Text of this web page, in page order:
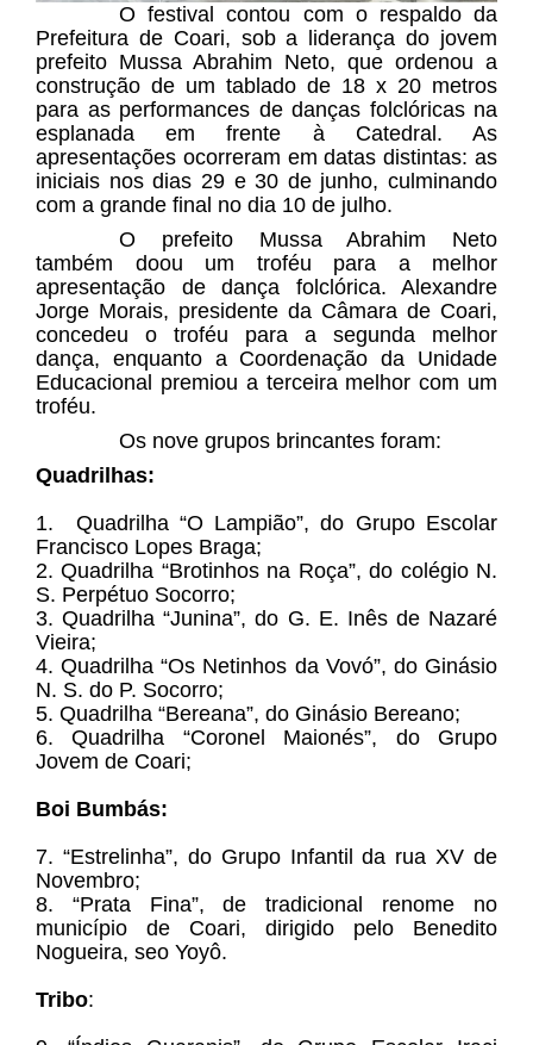
O festival contou com o respaldo da
Prefeitura de Coari, sob a liderança do jovem
prefeito Mussa Abrahim Neto, que ordenou a
construção de um tablado de 18 x 20 metros
para as performances de danças folclóricas na
esplanada em frente à Catedral. As
apresentações ocorreram em datas distintas: as
iniciais nos dias 29 e 30 de junho, culminando
com a grande final no dia 10 de julho.
O prefeito Mussa Abrahim Neto
também doou um troféu para a melhor
apresentação de dança folclórica. Alexandre
Jorge Morais, presidente da Câmara de Coari,
concedeu o troféu para a segunda melhor
dança, enquanto a Coordenação da Unidade
Educacional premiou a terceira melhor com um
troféu.
Os nove grupos brincantes foram:
Quadrilhas:
1. Quadrilha “O Lampião”, do Grupo Escolar
Francisco Lopes Braga;
2. Quadrilha “Brotinhos na Roça”, do colégio N.
S. Perpétuo Socorro;
3. Quadrilha “Junina”, do G. E. Inês de Nazaré
Vieira;
4. Quadrilha “Os Netinhos da Vovó”, do Ginásio
N. S. do P. Socorro;
5. Quadrilha “Bereana”, do Ginásio Bereano;
6. Quadrilha “Coronel Maionés”, do Grupo
Jovem de Coari;
Boi Bumbás:
7. “Estrelinha”, do Grupo Infantil da rua XV de
Novembro;
8. “Prata Fina”, de tradicional renome no
município de Coari, dirigido pelo Benedito
Nogueira, seo Yoyô.
Tribo: